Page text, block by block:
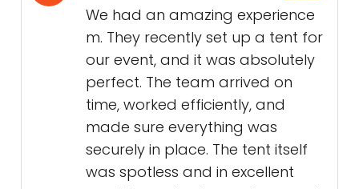
We had an amazing experience
m. They recently set up a tent for
our event, and it was absolutely
perfect. The team arrived on
time, worked efficiently, and
made sure everything was
securely in place. The tent itself
was spotless and in excellent